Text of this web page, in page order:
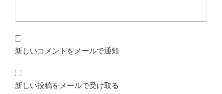
新しいコメントをメールで通知
新しい投稿をメールで受け取る